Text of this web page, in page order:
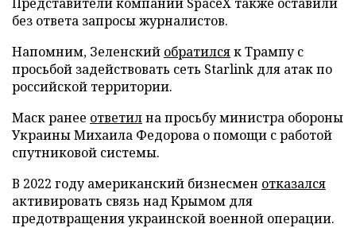
без ответа запросы журналистов.
Напомним, Зеленский обратилсяк Трампу с
просьбой задействовать сеть Starlink для атак по
российской территории.
Маск ранее ответилна просьбу министра обороны
Украины Михаила Федорова о помощи с работой
спутниковой системы.
В 2022 году американский бизнесмен отказался
активировать связь над Крымом для
предотвращения украинской военной операции.